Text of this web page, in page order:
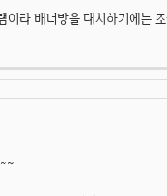
이라 배너방을 대치하기에는